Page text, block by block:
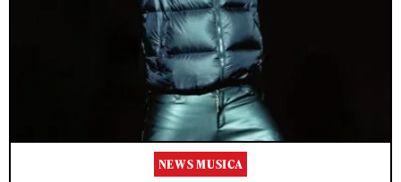
NEWS MUSICA